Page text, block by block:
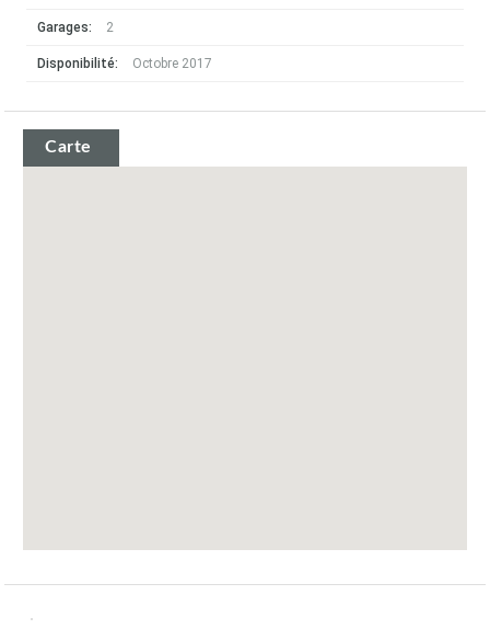
Garages: 2
Disponibilité: Octobre 2017
Carte